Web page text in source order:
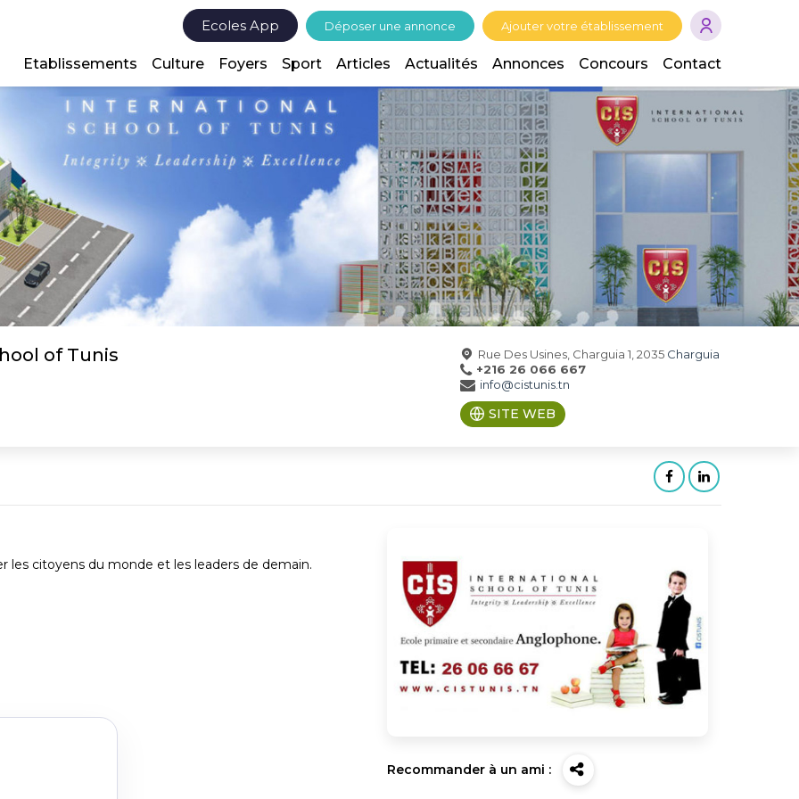
Ecoles App Déposer une annonce Ajouter votre établissement
Etablissements Culture Foyers Sport Articles Actualités Annonces Concours Contact
of Tunis Rue Des Usines, Charguia 1, 2035 Charguia
+216 26 066 667
info@cistunis.tn
SITE WEB
les citoyens du monde et les leaders de demain.
Recommander à un ami :